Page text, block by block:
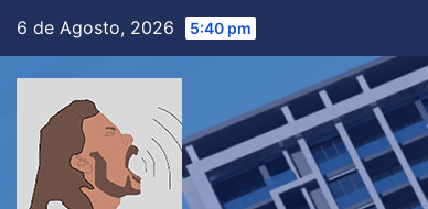
6 de Agosto, 2026 5:40 pm